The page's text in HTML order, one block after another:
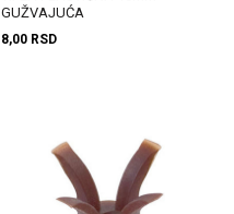
GUŽVAJUĆA
8,00 RSD